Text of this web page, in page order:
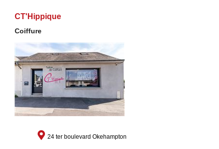
CT'Hippique
Coiffure
24 ter boulevard Okehampton